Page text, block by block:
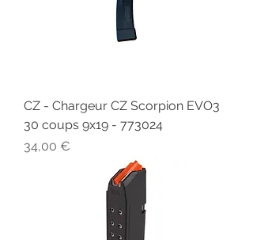
CZ - Chargeur CZ Scorpion EVO3
30 coups 9x19 - 773024
Prix
34,00 €